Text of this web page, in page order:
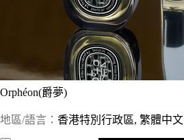
Orphéon(爵夢)
地區/語言： 香港特別行政區, 繁體中文